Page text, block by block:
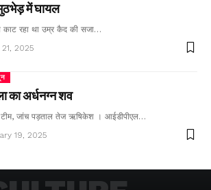
में घायल
काट रहा था उम्र कैद की सजा…
2025
का अर्धनग्न शव
टीम, जांच पड़ताल तेज ऋषिकेश । आईडीपीएल…
19, 2025